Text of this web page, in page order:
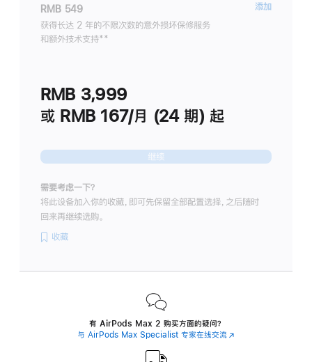
RMB 549
获得长达 2 年的不限次数的意外损坏保修服务
和额外技术支持脚
**
添加
RMB 3,999
或 RMB 167/月 (24 期) 起
继续
需要考虑一下？
将此设备加入你的收藏，即可先保留全部配置选择，之后随时
回来再继续选购。
收藏
有 AirPods Max 2 购买方面的疑问？
与 AirPods Max Specialist 专家在线交流(在